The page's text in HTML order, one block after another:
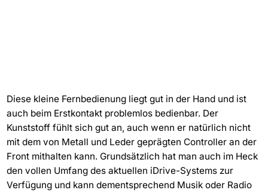
Diese kleine Fernbedienung liegt gut in der Hand und ist
auch beim Erstkontakt problemlos bedienbar. Der
Kunststoff fühlt sich gut an, auch wenn er natürlich nicht
mit dem von Metall und Leder geprägten Controller an der
Front mithalten kann. Grundsätzlich hat man auch im Heck
den vollen Umfang des aktuellen iDrive-Systems zur
Verfügung und kann dementsprechend Musik oder Radio